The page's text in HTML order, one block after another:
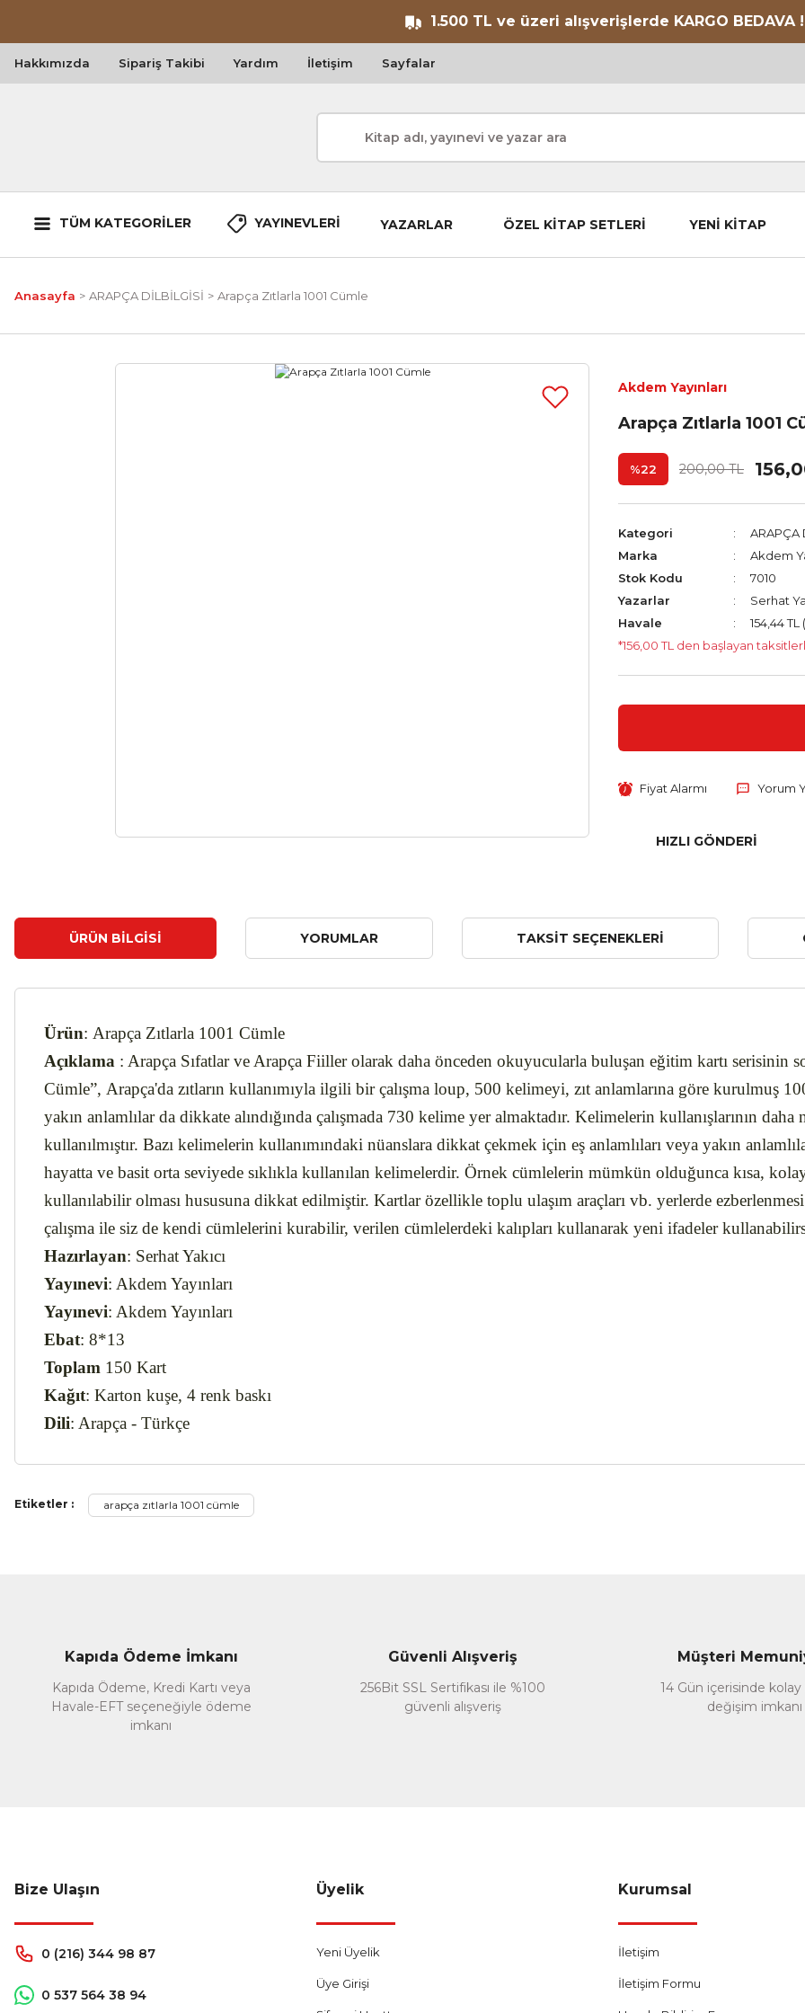
1.500 TL ve üzeri alışverişlerde KARGO BEDAVA !
Hakkımızda Sipariş Takibi Yardım İletişim Sayfalar
TÜM KATEGORİLER YAYINEVLERİ YAZARLAR ÖZEL KİTAP SETLERİ YENİ KİTAP
Anasayfa ARAPÇA DİLBİLGİSİ Arapça Zıtlarla 1001 Cümle
Akdem Yayınları
Arapça Zıtlarla 1001
%22 200,00 TL
Kategori
ARAPÇA
Marka
Akdem
Stok Kodu
7010
Yazarlar
Serhat
Havale
154,44
*156,00 TL den başlayan
Fiyat Alarmı Yorum
HIZLI GÖNDERI
ÜRÜN BILGISI YORUMLAR TAKSIT SEÇENEKLERI
Ürün: Arapça Zıtlarla 1001 Cümle
Açıklama : Arapça Sıfatlar ve Arapça Fiiller olarak daha önceden okuyucularla buluşan eğitim kartı serisinin
Cümle”, Arapça'da zıtların kullanımıyla ilgili bir çalışma loup, 500 kelimeyi, zıt anlamlarına göre kurulmuş
yakın anlamlılar da dikkate alındığında çalışmada 730 kelime yer almaktadır. Kelimelerin kullanışlarının
kullanılmıştır. Bazı kelimelerin kullanımındaki nüanslara dikkat çekmek için eş anlamlıları veya yakın
hayatta ve basit orta seviyede sıklıkla kullanılan kelimelerdir. Örnek cümlelerin mümkün olduğunca kısa,
kullanılabilir olması hususuna dikkat edilmiştir. Kartlar özellikle toplu ulaşım araçları vb. yerlerde
çalışma ile siz de kendi cümlelerini kurabilir, verilen cümlelerdeki kalıpları kullanarak yeni ifadeler
Hazırlayan: Serhat Yakıcı
Yayınevi: Akdem Yayınları
Yayınevi: Akdem Yayınları
Ebat: 8*13
Toplam 150 Kart
Kağıt: Karton kuşe, 4 renk baskı
Dili: Arapça - Türkçe
Yorum Yaz
Bu ürünün fiyat bilgisi, resim, ürün açıklamalarında ve diğer konularda yetersiz gördüğünüz noktaları öneri formunu kullanarak
Görüş ve önerileriniz için teşekkür ederiz.
Bu ürüne benzer farklı alternatifler olmalı.
Etiketler : arapça zıtlarla 1001 cümle
Kapıda Ödeme İmkanı
Kapıda Ödeme, Kredi Kartı veya
Havale-EFT seçeneğiyle ödeme
imkanı
Güvenli Alışveriş
256Bit SSL Sertifikası ile %100
güvenli alışveriş
Müşteri
14 Gün içerisinde kolay
değişim imkanı
Bize Ulaşın
0 (216) 344 98 87
0 537 564 38 94
Üyelik
Yeni Üyelik
Üye Girişi
Kurumsal
İletişim
İletişim Formu